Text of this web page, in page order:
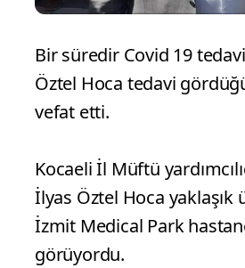
Bir süredir Covid 19
Öztel Hoca tedavi
vefat etti.
Kocaeli İl Müftü
İlyas Öztel Hoca yaklaşık
İzmit Medical Park
görüyordu.